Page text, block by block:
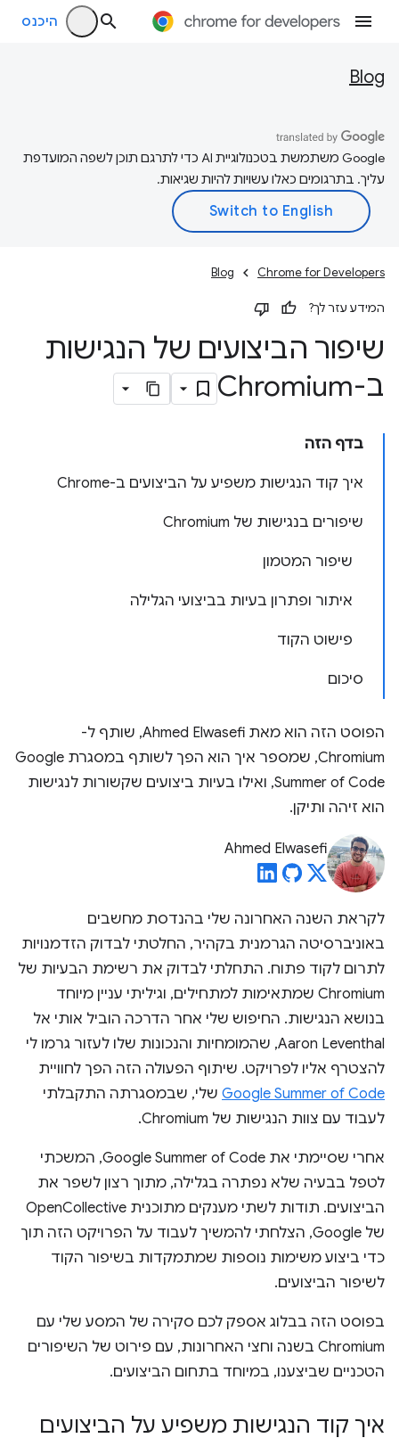
היכנס
Blog
‫Google משתמשת בטכנולוגיית AI כדי לתרגם תוכן לשפה המועדפת
עליך. בתרגומים כאלו עשויות להיות שגיאות.
Chrome for Developers
Blog
המידע עזר לך?
שיפור הביצועים של הנגישות
ב-Chromium
בדף הזה
איך קוד הנגישות משפיע על הביצועים ב-Chrome
שיפורים בנגישות של Chromium
שיפור המטמון
איתור ופתרון בעיות בביצועי הגלילה
פישוט הקוד
סיכום
הפוסט הזה הוא מאת Ahmed Elwasefi, שותף ל-
Chromium, שמספר איך הוא הפך לשותף במסגרת Google
Summer of Code, ואילו בעיות ביצועים שקשורות לנגישות
הוא זיהה ותיקן.
Ahmed Elwasefi
לקראת השנה האחרונה שלי בהנדסת מחשבים
באוניברסיטה הגרמנית בקהיר, החלטתי לבדוק הזדמנויות
לתרום לקוד פתוח. התחלתי לבדוק את רשימת הבעיות של
Chromium שמתאימות למתחילים, וגיליתי עניין מיוחד
בנושא הנגישות. החיפוש שלי אחר הדרכה הוביל אותי אל
Aaron Leventhal, שהמומחיות והנכונות שלו לעזור גרמו לי
להצטרף אליו לפרויקט. שיתוף הפעולה הזה הפך לחוויית
Google Summer of Code שלי, שבמסגרתה התקבלתי
לעבוד עם צוות הנגישות של Chromium.
אחרי שסיימתי את Google Summer of Code, המשכתי
לטפל בבעיה שלא נפתרה בגלילה, מתוך רצון לשפר את
הביצועים. תודות לשתי מענקים מתוכנית OpenCollective
של Google, הצלחתי להמשיך לעבוד על הפרויקט הזה תוך
כדי ביצוע משימות נוספות שמתמקדות בשיפור הקוד
לשיפור הביצועים.
בפוסט הזה בבלוג אספק לכם סקירה של המסע שלי עם
Chromium בשנה וחצי האחרונות, עם פירוט של השיפורים
הטכניים שביצענו, במיוחד בתחום הביצועים.
איך קוד הנגישות משפיע על הביצועים